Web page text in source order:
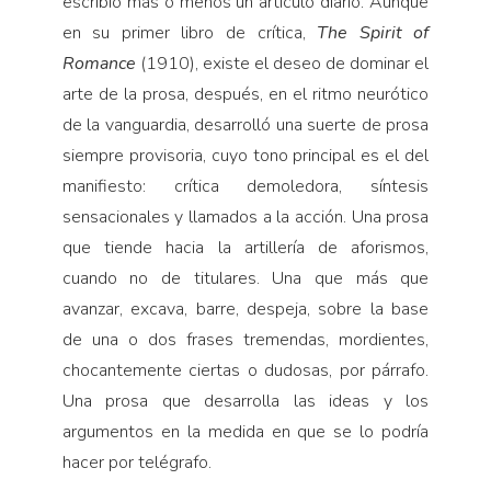
en su primer libro de crítica, The Spirit of
Romance (1910), existe el deseo de dominar el
arte de la prosa, después, en el ritmo neurótico
de la vanguardia, desarrolló una suerte de prosa
siempre provisoria, cuyo tono principal es el del
manifiesto: crítica demoledora, síntesis
sensacionales y llamados a la acción. Una prosa
que tiende hacia la artillería de aforismos,
cuando no de titulares. Una que más que
avanzar, excava, barre, despeja, sobre la base
de una o dos frases tremendas, mordientes,
chocantemente ciertas o dudosas, por párrafo.
Una prosa que desarrolla las ideas y los
argumentos en la medida en que se lo podría
hacer por telégrafo.